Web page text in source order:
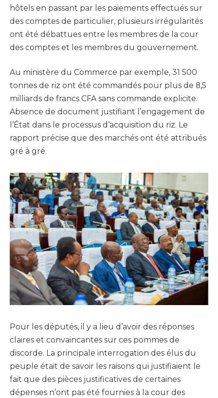
hôtels en passant par les paiements effectués sur
des comptes de particulier, plusieurs irrégularités
ont été débattues entre les membres de la cour
des comptes et les membres du gouvernement.
Au ministère du Commerce par exemple, 31 500
tonnes de riz ont été commandés pour plus de 8,5
milliards de francs CFA sans commande explicite.
Absence de document justifiant l’engagement de
l’État dans le processus d’acquisition du riz. Le
rapport précise que des marchés ont été attribués
gré à gré.
Pour les députés, il y a lieu d’avoir des réponses
claires et convaincantes sur ces pommes de
discorde. La principale interrogation des élus du
peuple était de savoir les raisons qui justifiaient le
fait que des pièces justificatives de certaines
dépenses n’ont pas été fournies à la cour des